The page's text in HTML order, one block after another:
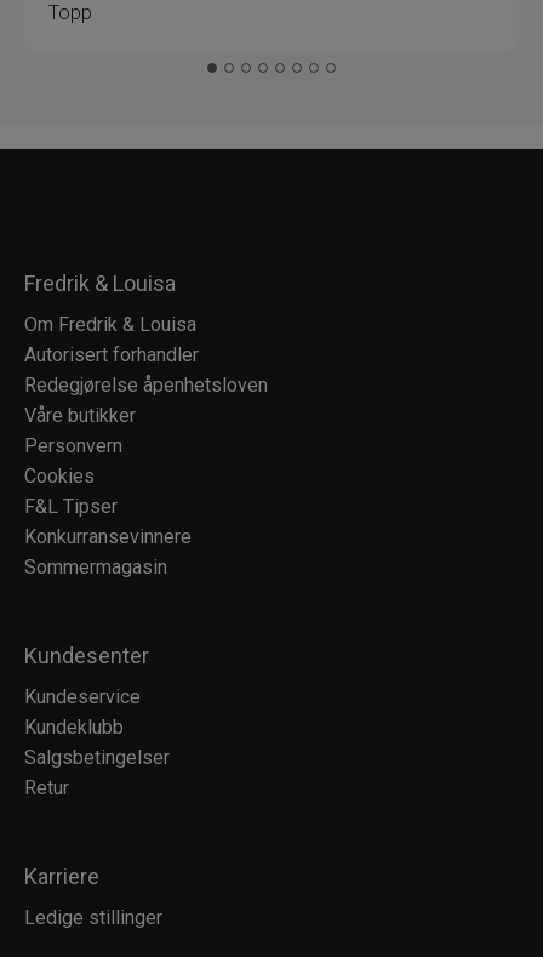
Topp
Fredrik & Louisa
Om Fredrik & Louisa
Autorisert forhandler
Redegjørelse åpenhetsloven
Våre butikker
Personvern
Cookies
F&L Tipser
Konkurransevinnere
Sommermagasin
Kundesenter
Kundeservice
Kundeklubb
Salgsbetingelser
Retur
Karriere
Ledige stillinger